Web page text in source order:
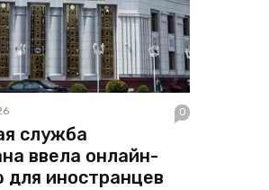
0
служба
ввела онлайн-
для иностранцев